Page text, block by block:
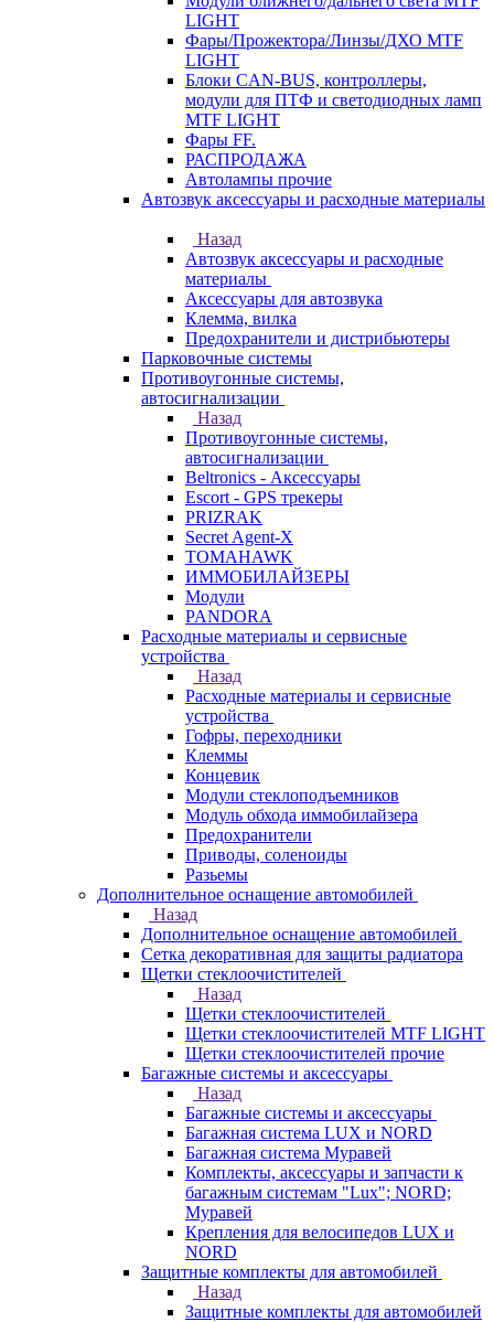
LIGHT
Фары/Прожектора/Линзы/ДХО MTF
LIGHT
Блоки CAN-BUS, контроллеры,
модули для ПТФ и светодиодных ламп
MTF LIGHT
Фары FF.
РАСПРОДАЖА
Автолампы прочие
Автозвук аксессуары и расходные материалы
Назад
Автозвук аксессуары и расходные
материалы
Аксессуары для автозвука
Клемма, вилка
Предохранители и дистрибьютеры
Парковочные системы
Противоугонные системы,
автосигнализации
Назад
Противоугонные системы,
автосигнализации
Beltronics - Аксессуары
Escort - GPS трекеры
PRIZRAK
Secret Agent-X
TOMAHAWK
ИММОБИЛАЙЗЕРЫ
Модули
PANDORA
Расходные материалы и сервисные
устройства
Назад
Расходные материалы и сервисные
устройства
Гофры, переходники
Клеммы
Концевик
Модули стеклоподъемников
Модуль обхода иммобилайзера
Предохранители
Приводы, соленоиды
Разьемы
Дополнительное оснащение автомобилей
Назад
Дополнительное оснащение автомобилей
Сетка декоративная для защиты радиатора
Щетки стеклоочистителей
Назад
Щетки стеклоочистителей
Щетки стеклоочистителей MTF LIGHT
Щетки стеклоочистителей прочие
Багажные системы и аксессуары
Назад
Багажные системы и аксессуары
Багажная система LUX и NORD
Багажная система Муравей
Комплекты, аксессуары и запчасти к
багажным системам "Lux"; NORD;
Муравей
Крепления для велосипедов LUX и
NORD
Защитные комплекты для автомобилей
Назад
Защитные комплекты для автомобилей